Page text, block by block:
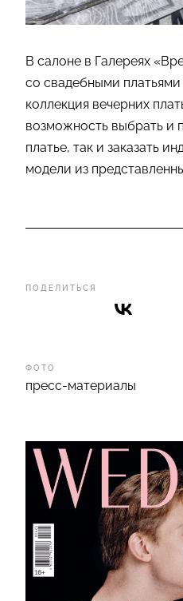
ПОДЕЛИТЬСЯ
ФОТО
пресс-материалы
В салоне в Галереях
со свадебными
коллекция вечерних
возможность выбрать и
платье, так и заказать
модели из